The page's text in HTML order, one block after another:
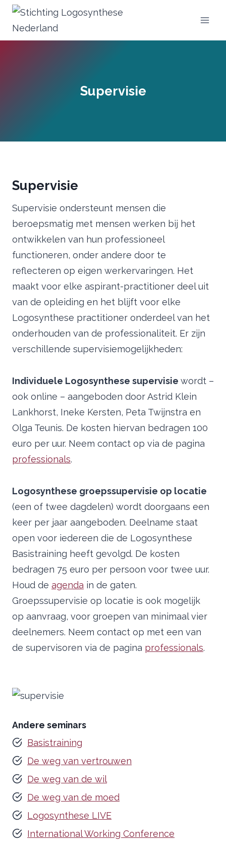
Doorgaan
naar
inhoud
Supervisie
Supervisie
Supervisie ondersteunt mensen die
beroepsmatig met mensen werken bij het
ontwikkelen van hun professioneel
functioneren, onder andere door te
reflecteren op eigen werkervaringen. Het
maakt voor elke aspirant-practitioner deel uit
van de opleiding en het blijft voor elke
Logosynthese practitioner onderdeel van het
onderhouden van de professionaliteit. Er zijn
verschillende supervisiemogelijkheden:
Individuele Logosynthese supervisie wordt –
ook online – aangeboden door Astrid Klein
Lankhorst, Ineke Kersten, Peta Twijnstra en
Olga Teunis. De kosten hiervan bedragen 100
euro per uur. Neem contact op via de pagina
professionals.
Logosynthese groepssupervisie op locatie
(een of twee dagdelen) wordt doorgaans een
keer per jaar aangeboden. Deelname staat
open voor iedereen die de Logosynthese
Basistraining heeft gevolgd. De kosten
bedragen 75 euro per persoon voor twee uur.
Houd de agenda in de gaten.
Groepssupervisie op locatie is ook mogelijk
op aanvraag, voor groepen van minimaal vier
deelnemers. Neem contact op met een van
de supervisoren via de pagina professionals.
Andere seminars
Basistraining
De weg van vertrouwen
De weg van de wil
De weg van de moed
Logosynthese LIVE
International Working Conference